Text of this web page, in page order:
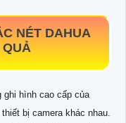
NÉT DAHUA
ghi hình cao cấp của
bị camera khác nhau.